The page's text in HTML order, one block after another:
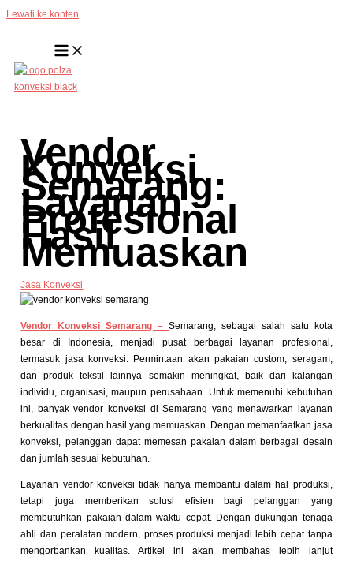
Lewati ke konten
Vendor
Konveksi
Semarang:
Layanan
Profesional
Hasil
Memuaskan
Jasa Konveksi
Vendor Konveksi Semarang – Semarang, sebagai salah satu kota
besar di Indonesia, menjadi pusat berbagai layanan profesional,
termasuk jasa konveksi. Permintaan akan pakaian custom, seragam,
dan produk tekstil lainnya semakin meningkat, baik dari kalangan
individu, organisasi, maupun perusahaan. Untuk memenuhi kebutuhan
ini, banyak vendor konveksi di Semarang yang menawarkan layanan
berkualitas dengan hasil yang memuaskan. Dengan memanfaatkan jasa
konveksi, pelanggan dapat memesan pakaian dalam berbagai desain
dan jumlah sesuai kebutuhan.
Layanan vendor konveksi tidak hanya membantu dalam hal produksi,
tetapi juga memberikan solusi efisien bagi pelanggan yang
membutuhkan pakaian dalam waktu cepat. Dengan dukungan tenaga
ahli dan peralatan modern, proses produksi menjadi lebih cepat tanpa
mengorbankan kualitas. Artikel ini akan membahas lebih lanjut